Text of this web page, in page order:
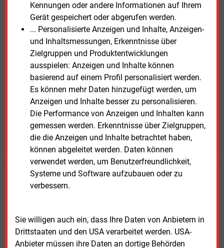
Kennungen oder andere Informationen auf Ihrem
Gerät gespeichert oder abgerufen werden.
... Personalisierte Anzeigen und Inhalte, Anzeigen-
und Inhaltsmessungen, Erkenntnisse über
Zielgruppen und Produktentwicklungen
ausspielen: Anzeigen und Inhalte können
basierend auf einem Profil personalisiert werden.
Es können mehr Daten hinzugefügt werden, um
Anzeigen und Inhalte besser zu personalisieren.
Die Performance von Anzeigen und Inhalten kann
gemessen werden. Erkenntnisse über Zielgruppen,
die die Anzeigen und Inhalte betrachtet haben,
können abgeleitet werden. Daten können
verwendet werden, um Benutzerfreundlichkeit,
Systeme und Software aufzubauen oder zu
verbessern.
Sie willigen auch ein, dass Ihre Daten von Anbietern in
Drittstaaten und den USA verarbeitet werden. USA-
Anbieter müssen ihre Daten an dortige Behörden
Testen SieE&M
kostenlos und
unverbindlich
Zwei Wochen kostenfreier Zugang
Zugang auf stündlich aktualisierte Nachrichten mit
Prognose- und Marktdaten
+ einmal täglich E&M daily
+ zwei Ausgaben der Zeitung E&M
ohne automatische Verlängerung
JETZT KOSTENLOS TESTEN
Login für Kunden